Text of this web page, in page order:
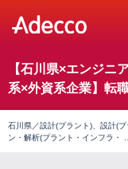
【石川県×エンジニ
系×外資系企業】転
石川県／設計(プラント)、設計(
ン・解析(プラント・インフラ・ …